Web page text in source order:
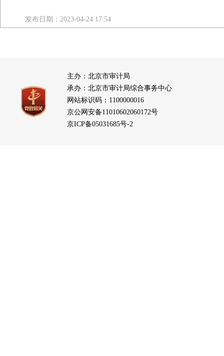
发布日期：2023-04-24 17:54
主办：北京市审计局
承办：北京市审计局综合事务中心
网站标识码：1100000016
京公网安备11010602060172号
京ICP备05031685号-2